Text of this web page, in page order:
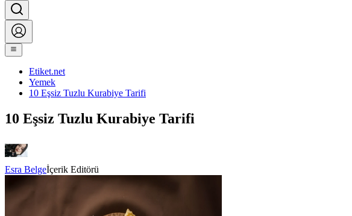
Etiket.net
Yemek
10 Eşsiz Tuzlu Kurabiye Tarifi
10 Eşsiz Tuzlu Kurabiye Tarifi
Esra Belgeİçerik Editörü